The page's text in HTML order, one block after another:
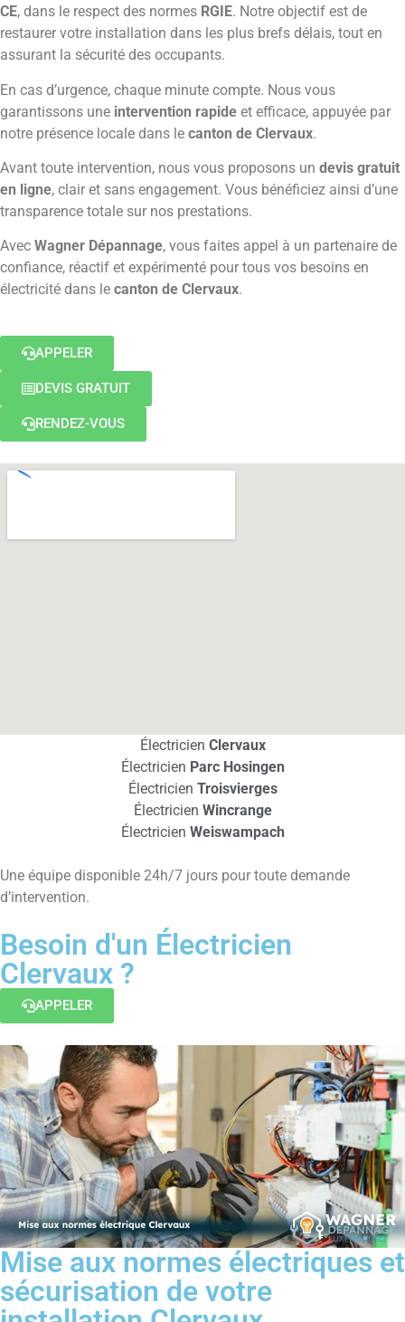
CE, dans le respect des normes RGIE. Notre objectif est de
restaurer votre installation dans les plus brefs délais, tout en
assurant la sécurité des occupants.
En cas d’urgence, chaque minute compte. Nous vous
garantissons une intervention rapide et efficace, appuyée par
notre présence locale dans le canton de Clervaux.
Avant toute intervention, nous vous proposons un devis gratuit
en ligne, clair et sans engagement. Vous bénéficiez ainsi d’une
transparence totale sur nos prestations.
Avec Wagner Dépannage, vous faites appel à un partenaire de
confiance, réactif et expérimenté pour tous vos besoins en
électricité dans le canton de Clervaux.
APPELER
DEVIS GRATUIT
RENDEZ-VOUS
Électricien Clervaux
Électricien Parc Hosingen
Électricien Troisvierges
Électricien Wincrange
Électricien Weiswampach
Une équipe disponible 24h/7 jours pour toute demande
d’intervention.
Besoin d'un Électricien
Clervaux ?
APPELER
Mise aux normes électriques et
sécurisation de votre